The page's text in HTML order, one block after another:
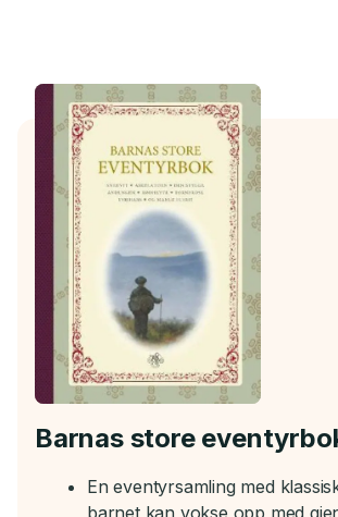
Barnas store
En eventyrsamling med